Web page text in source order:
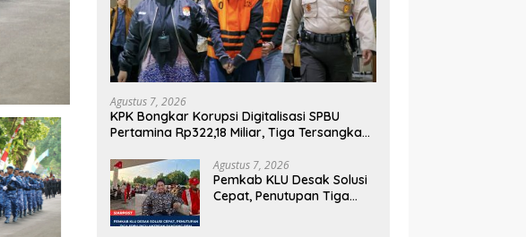
Agustus 7, 2026
KPK Bongkar Korupsi Digitalisasi SPBU
Pertamina Rp322,18 Miliar, Tiga Tersangka
Agustus 7, 2026
Pemkab KLU Desak Solusi
Cepat, Penutupan Tiga